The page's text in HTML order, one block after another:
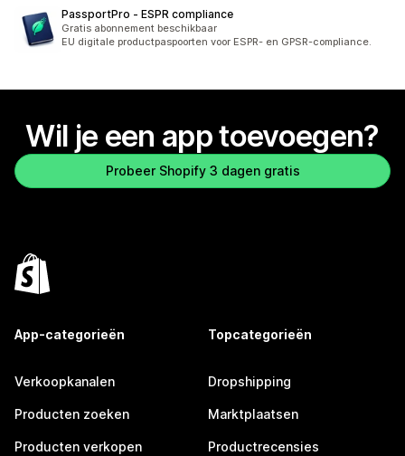
PassportPro ‑ ESPR compliance
Gratis abonnement beschikbaar
EU digitale productpaspoorten voor ESPR- en GPSR-compliance.
Wil je een app toevoegen?
Probeer Shopify 3 dagen gratis
App-categorieën
Verkoopkanalen
Producten zoeken
Producten verkopen
Topcategorieën
Dropshipping
Marktplaatsen
Productrecensies